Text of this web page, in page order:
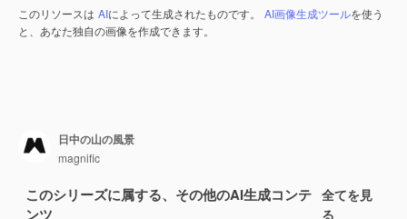
このリソースは AIによって生成されたものです。 AI画像生成ツールを使う
と、あなた独自の画像を作成できます。
日中の山の風景
magnific
このシリーズに属する、その他のAI生成コンテ
ンツ
全てを見
る